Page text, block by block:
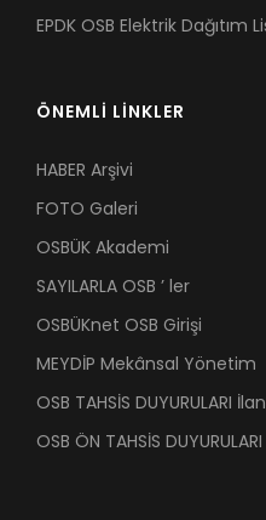
EPDK OSB Elektrik Dağıtım
ÖNEMLİ LİNKLER
HABER Arşivi
FOTO Galeri
OSBÜK Akademi
SAYILARLA OSB ’ ler
OSBÜKnet OSB Girişi
MEYDİP Mekânsal Yönetim
OSB TAHSİS DUYURULARI
OSB ÖN TAHSİS